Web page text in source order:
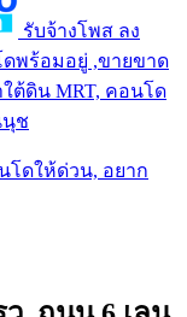
รับจ้างโพส ลง
พร้อมอยู่ ,ขายขาด
ต้ดิน MRT, คอนโด
นุช
โดให้ด่วน, อยาก